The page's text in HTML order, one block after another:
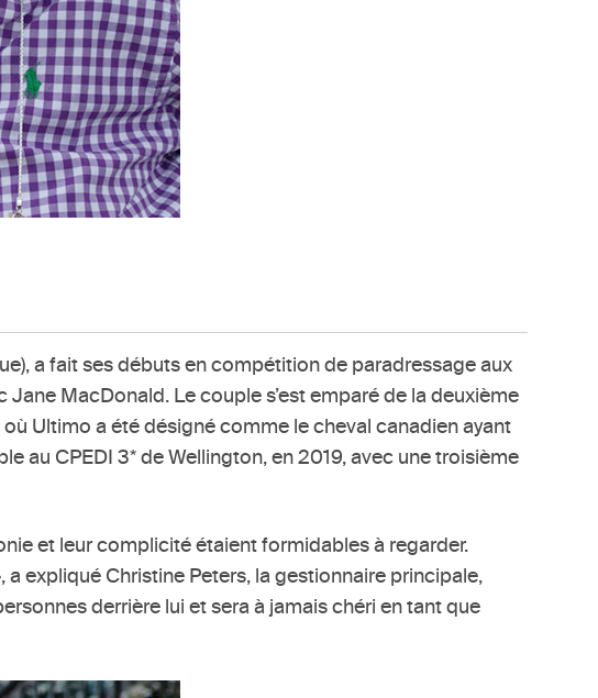
a fait ses débuts en compétition de paradressage aux
MacDonald. Le couple s’est emparé de la deuxième
Ultimo a été désigné comme le cheval canadien ayant
au CPEDI 3* de Wellington, en 2019, avec une troisième
et leur complicité étaient formidables à regarder.
expliqué Christine Peters, la gestionnaire principale,
derrière lui et sera à jamais chéri en tant que